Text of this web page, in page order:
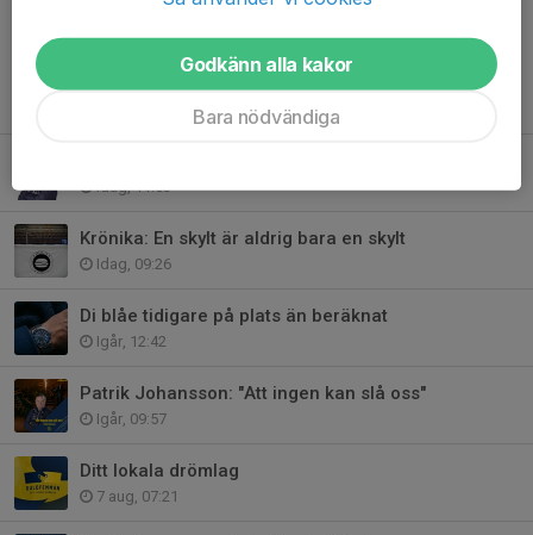
Idag, 11:53
Krönika: En skylt är aldrig bara en skylt
Idag, 09:26
Di blåe tidigare på plats än beräknat
Igår, 12:42
Patrik Johansson: "Att ingen kan slå oss"
Igår, 09:57
Ditt lokala drömlag
7 aug, 07:21
Godkänn alla kakor
Bara nödvändiga